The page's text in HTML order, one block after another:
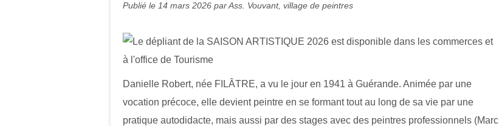
Publié le 14 mars 2026 par Ass. Vouvant, village de peintres
Danielle Robert, née FILÂTRE, a vu le jour en 1941 à Guérande. Animée par une
vocation précoce, elle devient peintre en se formant tout au long de sa vie par une
pratique autodidacte, mais aussi par des stages avec des peintres professionnels (Marc